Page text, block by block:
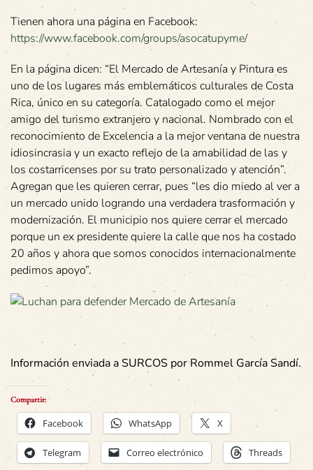
Tienen ahora una página en Facebook:
https://www.facebook.com/groups/asocatupyme/
En la página dicen: “El Mercado de Artesanía y Pintura es
uno de los lugares más emblemáticos culturales de Costa
Rica, único en su categoría. Catalogado como el mejor
amigo del turismo extranjero y nacional. Nombrado con el
reconocimiento de Excelencia a la mejor ventana de nuestra
idiosincrasia y un exacto reflejo de la amabilidad de las y
los costarricenses por su trato personalizado y atención”.
Agregan que les quieren cerrar, pues “les dio miedo al ver a
un mercado unido logrando una verdadera trasformación y
modernización. El municipio nos quiere cerrar el mercado
porque un ex presidente quiere la calle que nos ha costado
20 años y ahora que somos conocidos internacionalmente
pedimos apoyo”.
Información enviada a SURCOS por Rommel García Sandí.
Compartir:
Facebook WhatsApp X
Telegram Correo electrónico Threads